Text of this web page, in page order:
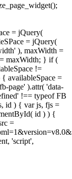
= jQuery(
= jQuery(
), maxWidth =
maxWidth; } if (
!=
availableSpace =
page' ).attr( 'data-
!== typeof FB
id ) { var js, fjs =
id ) ) {
=
'script',